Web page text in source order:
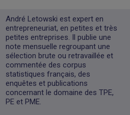
André Letowski est expert en
entrepreneuriat, en petites et très
petites entreprises. Il publie une
note mensuelle regroupant une
sélection brute ou retravaillée et
commentée des corpus
statistiques français, des
enquêtes et publications
concernant le domaine des TPE,
PE et PME.